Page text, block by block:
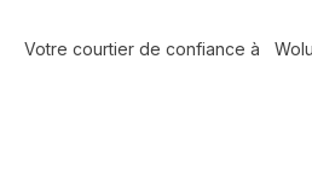
Votre courtier de confiance à